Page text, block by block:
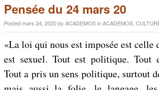
Pensée du 24 mars 20
Posted mars 24, 2020 by ACADEMOS inACADEMOS
«La loi qui nous est imposée est celle
est sexuel. Tout est politique. Tout
Tout a pris un sens politique, surtout